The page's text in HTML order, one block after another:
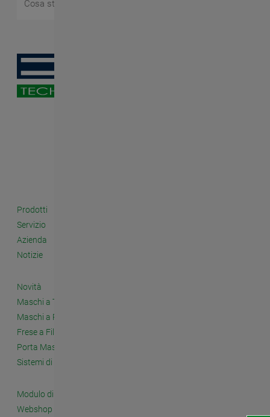
Prodotti
Servizio
Azienda
Notizie
Novità
Maschi a Taglio
Maschi a Rullare
Frese a Filettare
Porta Maschi e Accessori
Sistemi di Filettatura a Fissaggio Meccanico
Modulo di Contatto
Webshop